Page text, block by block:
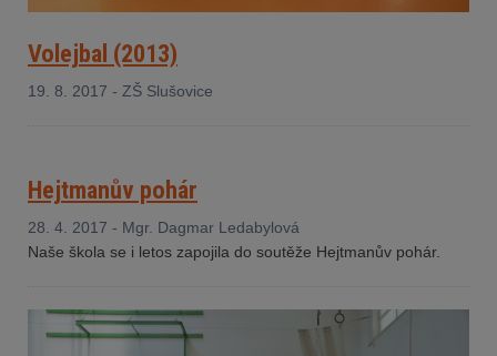
Volejbal (2013)
19. 8. 2017 - ZŠ Slušovice
Hejtmanův pohár
28. 4. 2017 - Mgr. Dagmar Ledabylová
Naše škola se i letos zapojila do soutěže Hejtmanův pohár.